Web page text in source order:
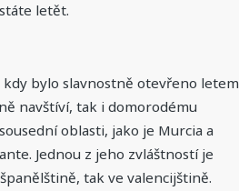
letět.
bylo slavnostně otevřeno letem
navštíví, tak i domorodému
oblasti, jako je Murcia a
Jednou z jeho zvláštností je
tak ve valencijštině.